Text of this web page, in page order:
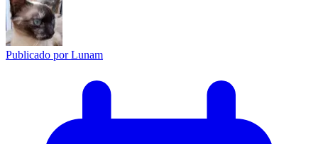
Publicado porLunam